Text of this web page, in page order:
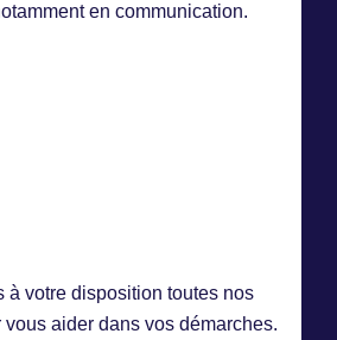
en communication.
à votre disposition toutes nos
vous aider dans vos démarches.